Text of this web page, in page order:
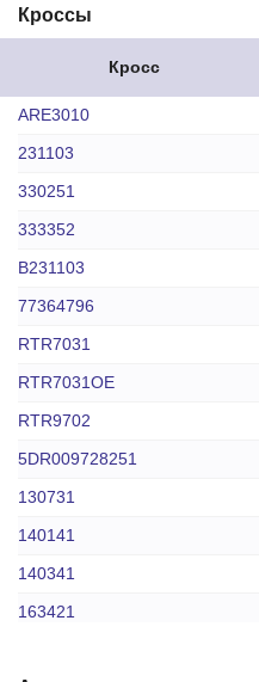
Кроссы
Кросс
ARE3010
231103
330251
333352
B231103
77364796
RTR7031
RTR7031OE
RTR9702
5DR009728251
130731
140141
140341
163421